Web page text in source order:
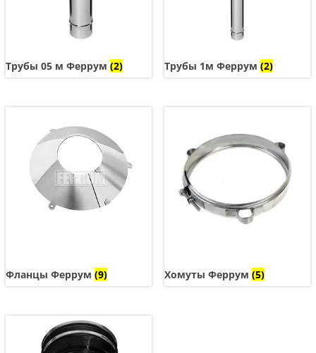
Трубы 05 м Феррум (2) Трубы 1м Феррум (2)
Фланцы Феррум (9) Хомуты Феррум (5)